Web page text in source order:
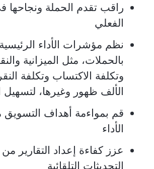
راقب تقدم الحملة ونجاحها
الفعلي
نظم مؤشرات الأداء
بالحملات، مثل الميزانية
وتكلفة الاكتساب وتكلفة
الألف ظهور وغيرها، لتسهيل
قم بمواءمة أهداف
الأداء
عزز كفاءة إعداد التقارير
التحديثات التلقائية